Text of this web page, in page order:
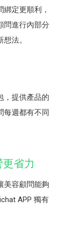
定更順利，
問進行內部分
法。
，提供產品的
每週都有不同
省力
美容顧問能夠
APP 獨有